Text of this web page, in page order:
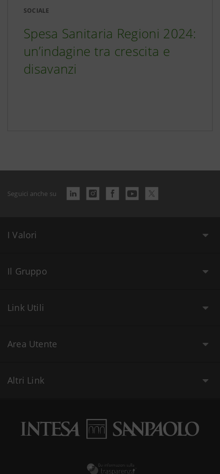
SOCIALE
Spesa Sanitaria Regioni 2024:
un’indagine tra crescita e
disavanzi
Seguici anche su
I Valori
Il Gruppo
Link Utili
Area Utente
Altri Link